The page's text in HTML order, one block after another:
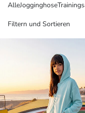
AlleJogginghose
Filtern und Sortieren